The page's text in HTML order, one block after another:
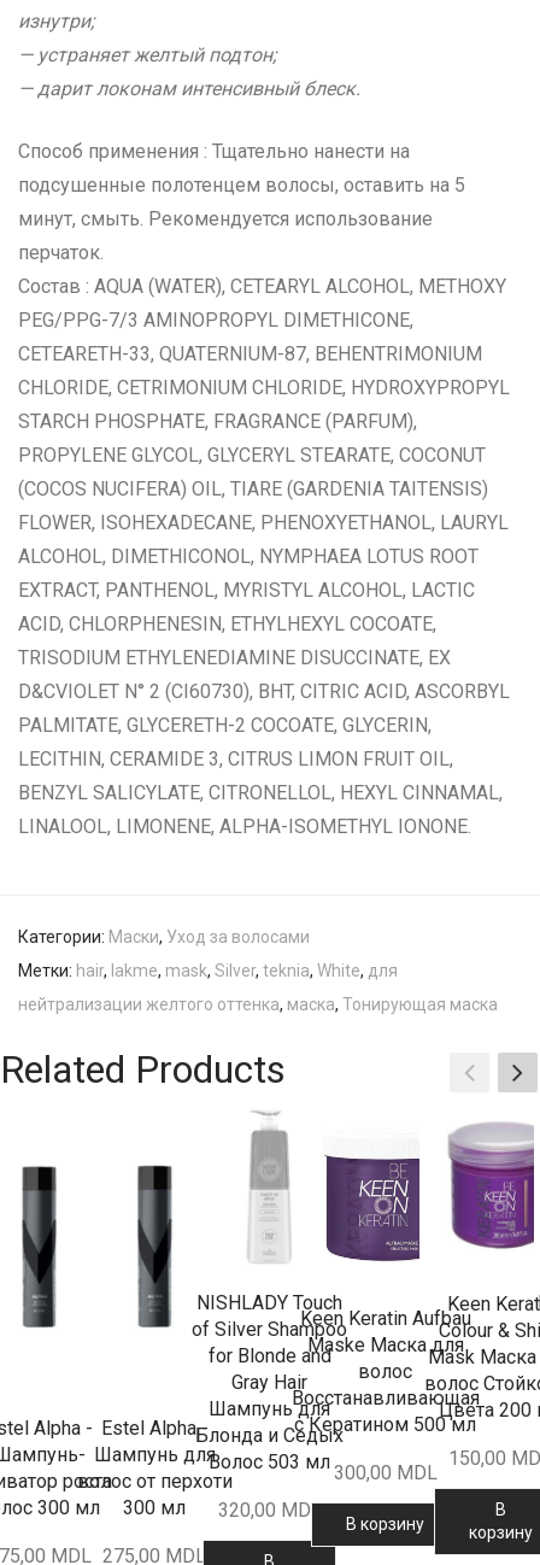
изнутри;
— устраняет желтый подтон;
— дарит локонам интенсивный блеск.
Способ применения : Тщательно нанести на
подсушенные полотенцем волосы, оставить на 5
минут, смыть. Рекомендуется использование
перчаток.
Состав : AQUA (WATER), CETEARYL ALCOHOL, METHOXY
PEG/PPG-7/3 AMINOPROPYL DIMETHICONE,
CETEARETH-33, QUATERNIUM-87, BEHENTRIMONIUM
CHLORIDE, CETRIMONIUM CHLORIDE, HYDROXYPROPYL
STARCH PHOSPHATE, FRAGRANCE (PARFUM),
PROPYLENE GLYCOL, GLYCERYL STEARATE, COCONUT
(COCOS NUCIFERA) OIL, TIARE (GARDENIA TAITENSIS)
FLOWER, ISOHEXADECANE, PHENOXYETHANOL, LAURYL
ALCOHOL, DIMETHICONOL, NYMPHAEA LOTUS ROOT
EXTRACT, PANTHENOL, MYRISTYL ALCOHOL, LACTIC
ACID, CHLORPHENESIN, ETHYLHEXYL COCOATE,
TRISODIUM ETHYLENEDIAMINE DISUCCINATE, EX
D&CVIOLET N° 2 (CI60730), BHT, CITRIC ACID, ASCORBYL
PALMITATE, GLYCERETH-2 COCOATE, GLYCERIN,
LECITHIN, CERAMIDE 3, CITRUS LIMON FRUIT OIL,
BENZYL SALICYLATE, CITRONELLOL, HEXYL CINNAMAL,
LINALOOL, LIMONENE, ALPHA-ISOMETHYL IONONE.
Категории: Маски, Уход за волосами
Метки: hair, lakme, mask, Silver, teknia, White, для
нейтрализации желтого оттенка, маска, Тонирующая маска
Related Products
Alpha -
роста
300 мл
MDL
Estel Alpha -
Шампунь для
волос от перхоти
300 мл
275,00 MDL
NISHLADY Touch
of Silver Shampoo
for Blonde and
Gray Hair
Шампунь для
Блонда и Седых
Волос 503 мл
320,00 MDL
Keen Keratin Aufbau
Maske Маска для
волос
Восстанавливающая
с Кератином 500 мл
300,00 MDL
В корзину
Keen
Colour &
Mask
волос
Цвета 200
150,00
В
корзину